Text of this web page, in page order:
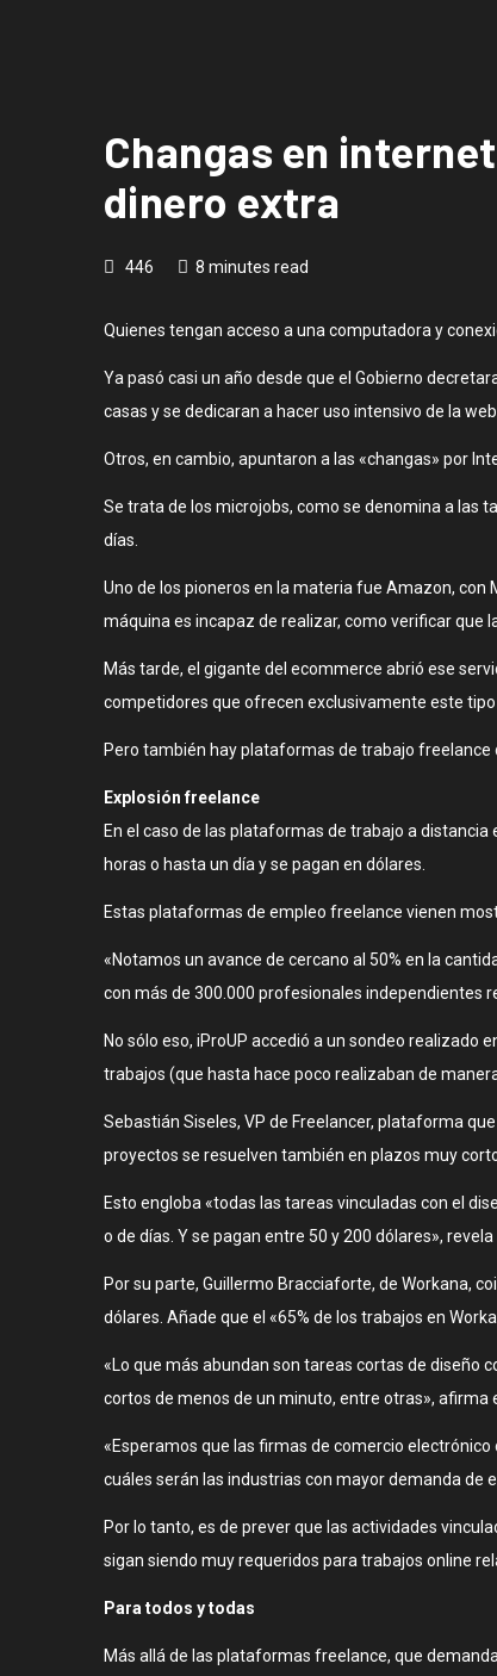
Changas en
dinero extra
446 8 minutes read
Quienes tengan acceso a una computadora y
Ya pasó casi un año desde que el Gobierno
casas y se dedicaran a hacer uso intensivo de la
Otros, en cambio, apuntaron a las «changas» por
Se trata de los microjobs, como se denomina a las
días.
Uno de los pioneros en la materia fue Amazon,
máquina es incapaz de realizar, como verificar que
Más tarde, el gigante del ecommerce abrió ese
competidores que ofrecen exclusivamente este
Pero también hay plataformas de trabajo freelance
Explosión freelance
En el caso de las plataformas de trabajo a
horas o hasta un día y se pagan en dólares.
Estas plataformas de empleo freelance vienen
«Notamos un avance de cercano al 50% en la
con más de 300.000 profesionales independientes
No sólo eso, iProUP accedió a un sondeo
trabajos (que hasta hace poco realizaban de
Sebastián Siseles, VP de Freelancer, plataforma
proyectos se resuelven también en plazos muy
Esto engloba «todas las tareas vinculadas con el
o de días. Y se pagan entre 50 y 200 dólares», revela
Por su parte, Guillermo Bracciaforte, de Workana,
dólares. Añade que el «65% de los trabajos en
«Lo que más abundan son tareas cortas de diseño
cortos de menos de un minuto, entre otras», afirma
«Esperamos que las firmas de comercio
cuáles serán las industrias con mayor demanda de
Por lo tanto, es de prever que las actividades
sigan siendo muy requeridos para trabajos online
Para todos y todas
Más allá de las plataformas freelance, que